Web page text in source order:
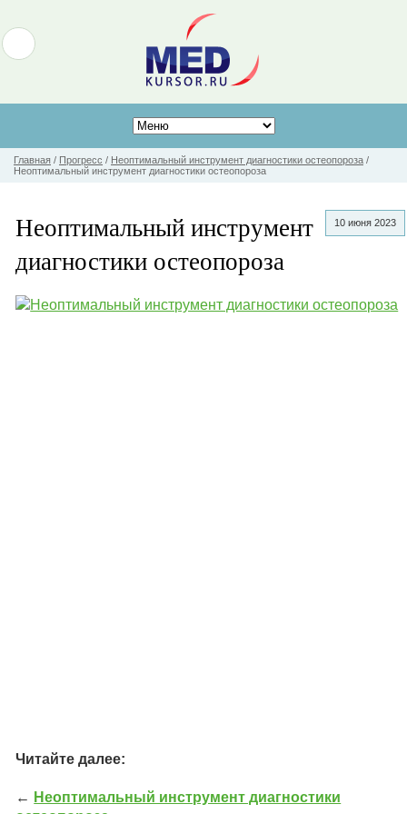
Главная / Прогресс / Неоптимальный инструмент диагностики остеопороза /
Неоптимальный инструмент диагностики остеопороза
10 июня 2023
Неоптимальный инструмент
диагностики остеопороза
Читайте далее:
← Неоптимальный инструмент диагностики